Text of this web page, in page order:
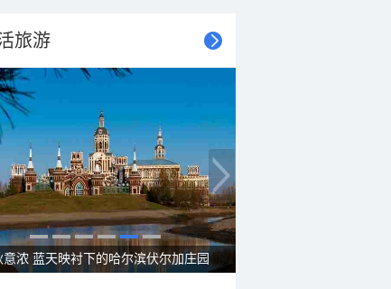
旅游
意浓 蓝天映衬下的哈尔滨伏尔加庄园